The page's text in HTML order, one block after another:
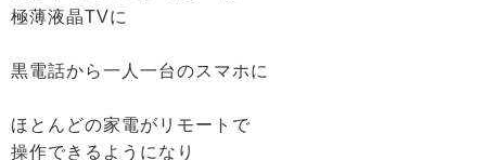
極薄液晶TVに
黒電話から一人一台のスマホに
ほとんどの家電がリモートで
操作できるようになり